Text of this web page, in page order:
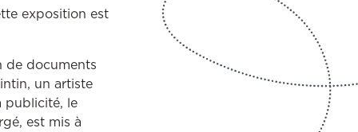
exposition est
de documents
un artiste
publicité, le
est mis à